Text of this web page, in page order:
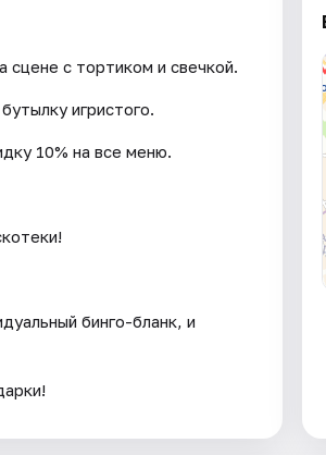
сцене с тортиком и свечкой.
игристого.
10% на все меню.
бинго-бланк, и